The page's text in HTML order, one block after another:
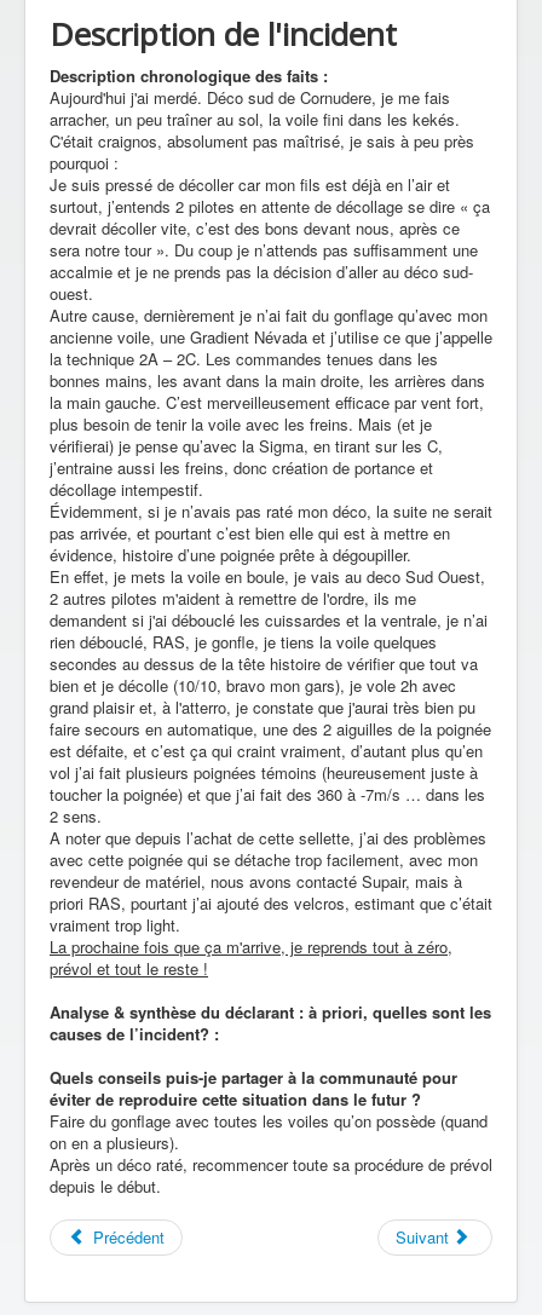
Description de l'incident
Description chronologique des faits :
Aujourd'hui j'ai merdé. Déco sud de Cornudere, je me fais
arracher, un peu traîner au sol, la voile fini dans les kekés.
C'était craignos, absolument pas maîtrisé, je sais à peu près
pourquoi :
Je suis pressé de décoller car mon fils est déjà en l’air et
surtout, j’entends 2 pilotes en attente de décollage se dire « ça
devrait décoller vite, c’est des bons devant nous, après ce
sera notre tour ». Du coup je n’attends pas suffisamment une
accalmie et je ne prends pas la décision d’aller au déco sud-
ouest.
Autre cause, dernièrement je n’ai fait du gonflage qu’avec mon
ancienne voile, une Gradient Névada et j’utilise ce que j’appelle
la technique 2A – 2C. Les commandes tenues dans les
bonnes mains, les avant dans la main droite, les arrières dans
la main gauche. C’est merveilleusement efficace par vent fort,
plus besoin de tenir la voile avec les freins. Mais (et je
vérifierai) je pense qu’avec la Sigma, en tirant sur les C,
j’entraine aussi les freins, donc création de portance et
décollage intempestif.
Évidemment, si je n’avais pas raté mon déco, la suite ne serait
pas arrivée, et pourtant c’est bien elle qui est à mettre en
évidence, histoire d’une poignée prête à dégoupiller.
En effet, je mets la voile en boule, je vais au deco Sud Ouest,
2 autres pilotes m'aident à remettre de l'ordre, ils me
demandent si j'ai débouclé les cuissardes et la ventrale, je n’ai
rien débouclé, RAS, je gonfle, je tiens la voile quelques
secondes au dessus de la tête histoire de vérifier que tout va
bien et je décolle (10/10, bravo mon gars), je vole 2h avec
grand plaisir et, à l'atterro, je constate que j'aurai très bien pu
faire secours en automatique, une des 2 aiguilles de la poignée
est défaite, et c’est ça qui craint vraiment, d’autant plus qu’en
vol j’ai fait plusieurs poignées témoins (heureusement juste à
toucher la poignée) et que j’ai fait des 360 à -7m/s … dans les
2 sens.
A noter que depuis l’achat de cette sellette, j’ai des problèmes
avec cette poignée qui se détache trop facilement, avec mon
revendeur de matériel, nous avons contacté Supair, mais à
priori RAS, pourtant j’ai ajouté des velcros, estimant que c’était
vraiment trop light.
La prochaine fois que ça m'arrive, je reprends tout à zéro,
prévol et tout le reste !
Analyse & synthèse du déclarant : à priori, quelles sont les
causes de l’incident? :
Quels conseils puis-je partager à la communauté pour
éviter de reproduire cette situation dans le futur ?
Faire du gonflage avec toutes les voiles qu’on possède (quand
on en a plusieurs).
Après un déco raté, recommencer toute sa procédure de prévol
depuis le début.
Précédent Suivant